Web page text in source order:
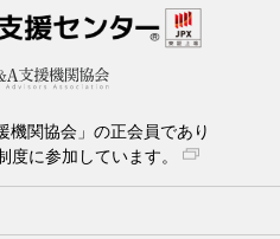
機関協会」の正会員であり
度に参加しています。